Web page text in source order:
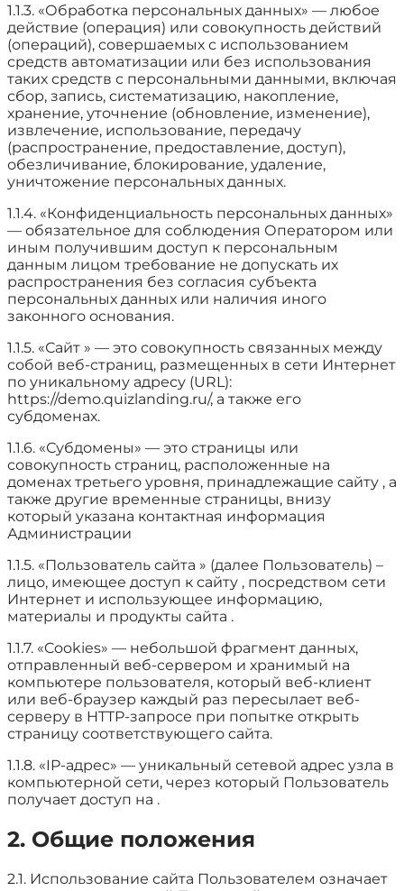
1.1.3. «Обработка персональных данных» — любое
действие (операция) или совокупность действий
(операций), совершаемых с использованием
средств автоматизации или без использования
таких средств с персональными данными, включая
сбор, запись, систематизацию, накопление,
хранение, уточнение (обновление, изменение),
извлечение, использование, передачу
(распространение, предоставление, доступ),
обезличивание, блокирование, удаление,
уничтожение персональных данных.
1.1.4. «Конфиденциальность персональных данных»
— обязательное для соблюдения Оператором или
иным получившим доступ к персональным
данным лицом требование не допускать их
распространения без согласия субъекта
персональных данных или наличия иного
законного основания.
1.1.5. «Сайт » — это совокупность связанных между
собой веб-страниц, размещенных в сети Интернет
по уникальному адресу (URL):
https://demo.quizlanding.ru/, а также его
субдоменах.
1.1.6. «Субдомены» — это страницы или
совокупность страниц, расположенные на
доменах третьего уровня, принадлежащие сайту , а
также другие временные страницы, внизу
который указана контактная информация
Администрации
1.1.5. «Пользователь сайта » (далее Пользователь) –
лицо, имеющее доступ к сайту , посредством сети
Интернет и использующее информацию,
материалы и продукты сайта .
1.1.7. «Cookies» — небольшой фрагмент данных,
отправленный веб-сервером и хранимый на
компьютере пользователя, который веб-клиент
или веб-браузер каждый раз пересылает веб-
серверу в HTTP-запросе при попытке открыть
страницу соответствующего сайта.
1.1.8. «IP-адрес» — уникальный сетевой адрес узла в
компьютерной сети, через который Пользователь
получает доступ на .
2. Общие положения
2.1. Использование сайта Пользователем означает